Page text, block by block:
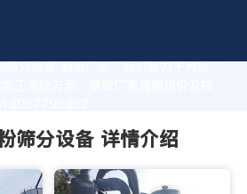
筛分设备 制造厂家，我们致力于为您
工系统方案。获取厂家直销报价及技
筛分设备 详情介绍